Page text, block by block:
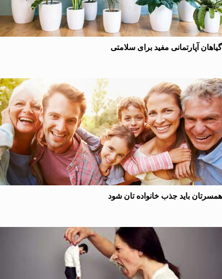
آپارتمانی مفید برای سلامتی
باید جذب خانواده تان شود